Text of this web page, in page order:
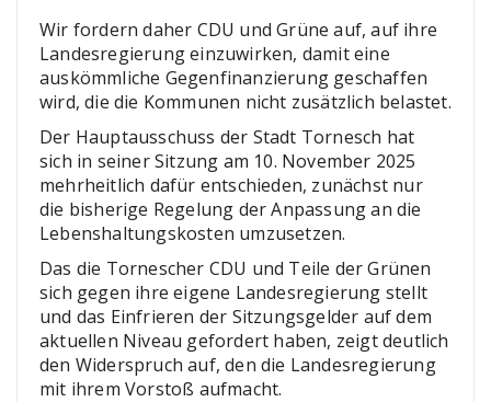
Wir fordern daher CDU und Grüne auf, auf ihre
Landesregierung einzuwirken, damit eine
auskömmliche Gegenfinanzierung geschaffen
wird, die die Kommunen nicht zusätzlich belastet.
Der Hauptausschuss der Stadt Tornesch hat
sich in seiner Sitzung am 10. November 2025
mehrheitlich dafür entschieden, zunächst nur
die bisherige Regelung der Anpassung an die
Lebenshaltungskosten umzusetzen.
Das die Tornescher CDU und Teile der Grünen
sich gegen ihre eigene Landesregierung stellt
und das Einfrieren der Sitzungsgelder auf dem
aktuellen Niveau gefordert haben, zeigt deutlich
den Widerspruch auf, den die Landesregierung
mit ihrem Vorstoß aufmacht.